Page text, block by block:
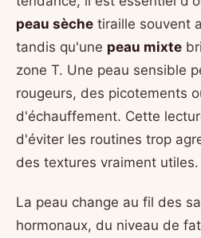
peau sèche tiraille souvent
tandis qu'une peau mixte
zone T. Une peau sensible
rougeurs, des picotements
d'échauffement. Cette
d'éviter les routines trop
des textures vraiment utiles.
La peau change au fil des
hormonaux, du niveau de